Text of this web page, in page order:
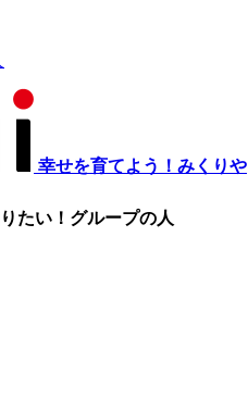
幸せを育てよう！みくりや
たい！グループの人